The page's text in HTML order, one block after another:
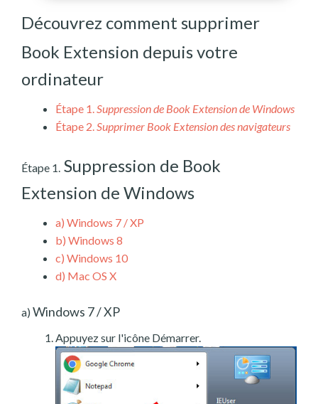
Découvrez comment supprimer
Book Extension depuis votre
ordinateur
Étape 1.Suppression de Book Extension de Windows
Étape 2.Supprimer Book Extension des navigateurs
Étape 1. Suppression de Book
Extension de Windows
a) Windows 7 / XP
b) Windows 8
c) Windows 10
d) Mac OS X
a) Windows 7 / XP
Appuyez sur l'icône Démarrer.